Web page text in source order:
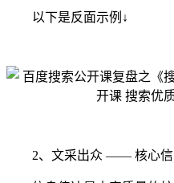
以下是反面示例↓
2、文采出众 —— 核心信